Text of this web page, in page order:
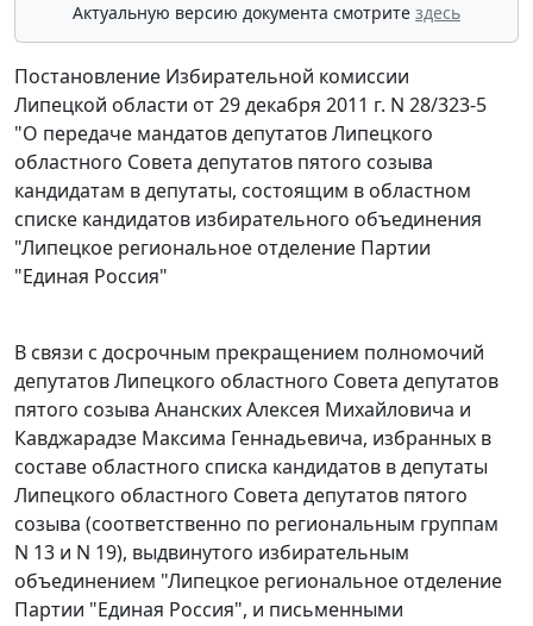
Актуальную версию документа смотрите здесь
Постановление Избирательной комиссии
Липецкой области от 29 декабря 2011 г. N 28/323-5
"О передаче мандатов депутатов Липецкого
областного Совета депутатов пятого созыва
кандидатам в депутаты, состоящим в областном
списке кандидатов избирательного объединения
"Липецкое региональное отделение Партии
"Единая Россия"
В связи с досрочным прекращением полномочий
депутатов Липецкого областного Совета депутатов
пятого созыва Ананских Алексея Михайловича и
Кавджарадзе Максима Геннадьевича, избранных в
составе областного списка кандидатов в депутаты
Липецкого областного Совета депутатов пятого
созыва (соответственно по региональным группам
N 13 и N 19), выдвинутого избирательным
объединением "Липецкое региональное отделение
Партии "Единая Россия", и письменными